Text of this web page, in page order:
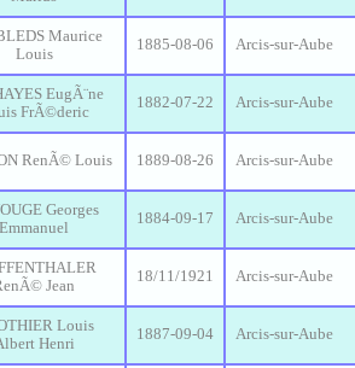
Maurice
Louis
1885-08-06 Arcis-sur-Aube
EugÃ¨ne
FrÃ©deric
1882-07-22 Arcis-sur-Aube
RenÃ© Louis 1889-08-26 Arcis-sur-Aube
Georges
Emmanuel
1884-09-17 Arcis-sur-Aube
Jean
18/11/1921 Arcis-sur-Aube
Louis
Henri
1887-09-04 Arcis-sur-Aube